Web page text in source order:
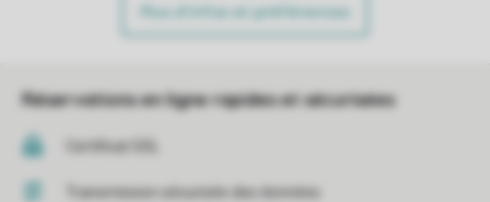
Plus d’infos et préférences
Réservations en ligne rapides et sécurisées
Certificat SSL
Transmission sécurisée des données